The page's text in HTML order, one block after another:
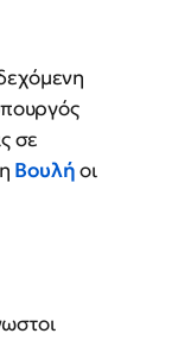
σε
Βουλήοι